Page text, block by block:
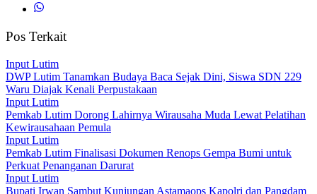
Pos Terkait
Input Lutim
DWP Lutim Tanamkan Budaya Baca Sejak Dini, Siswa SDN 229
Waru Diajak Kenali Perpustakaan
Input Lutim
Pemkab Lutim Dorong Lahirnya Wirausaha Muda Lewat Pelatihan
Kewirausahaan Pemula
Input Lutim
Pemkab Lutim Finalisasi Dokumen Renops Gempa Bumi untuk
Perkuat Penanganan Darurat
Input Lutim
Bupati Irwan Sambut Kunjungan Astamaops Kapolri dan Pangdam